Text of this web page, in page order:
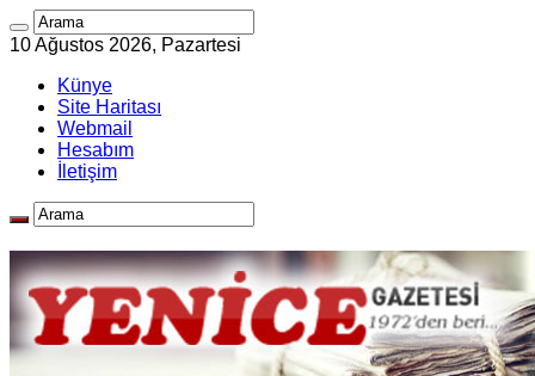
10 Ağustos 2026, Pazartesi
Künye
Site Haritası
Webmail
Hesabım
İletişim